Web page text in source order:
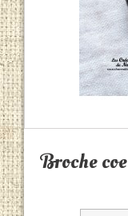
Broche